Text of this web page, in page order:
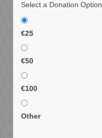
Select a Donation Option
€25
€50
€100
Other